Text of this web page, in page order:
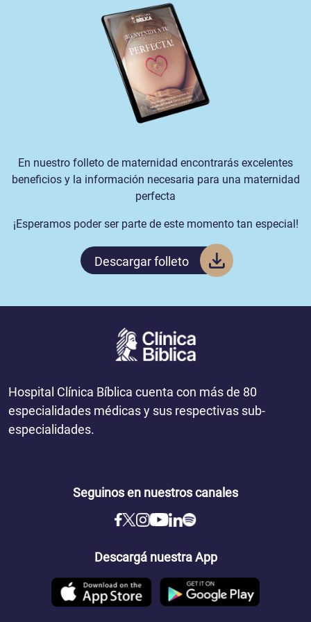
En nuestro folleto de maternidad encontrarás excelentes
beneficios y la información necesaria para una maternidad
perfecta
¡Esperamos poder ser parte de este momento tan especial!
Descargar folleto
Hospital Clínica Bíblica cuenta con más de 80
especialidades médicas y sus respectivas sub-
especialidades.
Seguinos en nuestros canales
Descargá nuestra App